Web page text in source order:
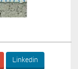
Linkedin